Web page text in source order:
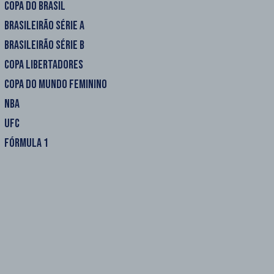
COPA DO BRASIL
BRASILEIRÃO SÉRIE A
BRASILEIRÃO SÉRIE B
COPA LIBERTADORES
COPA DO MUNDO FEMININO
NBA
UFC
FÓRMULA 1